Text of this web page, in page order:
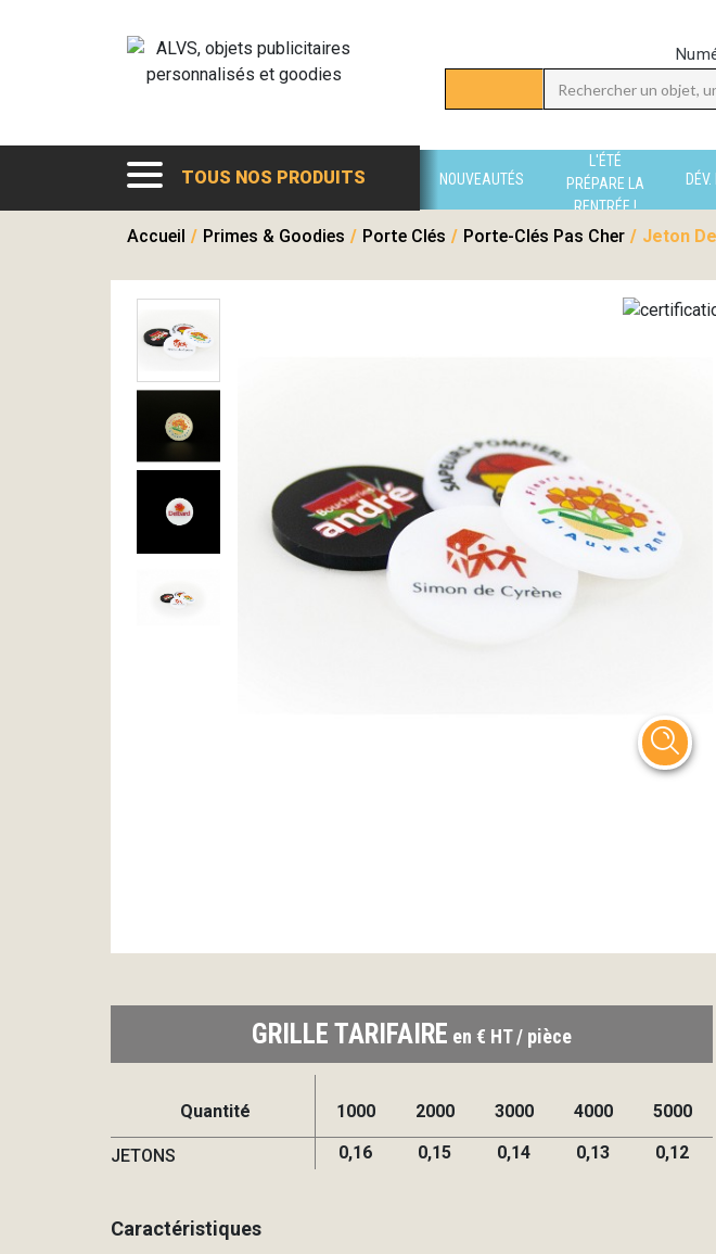
TOUS NOS PRODUITS NOUVEAUTÉS
L'ÉTÉ
PRÉPARE LA
RENTRÉE !
Accueil / Primes & Goodies / Porte Clés / Porte-Clés Pas Cher / Jeton
GRILLE TARIFAIRE en € HT / pièce
Quantité 1000 2000 3000 4000 5000
JETONS 0,16 0,15 0,14 0,13 0,12
Caractéristiques